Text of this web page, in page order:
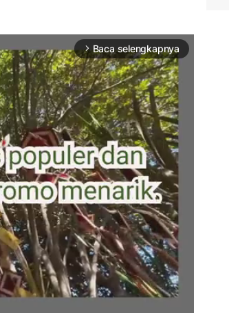
arrow_forward_ios Baca selengkapnya